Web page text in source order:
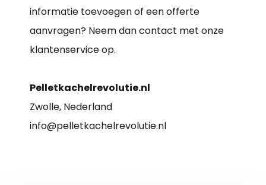
informatie toevoegen of een offerte
aanvragen? Neem dan contact met onze
klantenservice op.
Pelletkachelrevolutie.nl
Zwolle, Nederland
info@pelletkachelrevolutie.nl